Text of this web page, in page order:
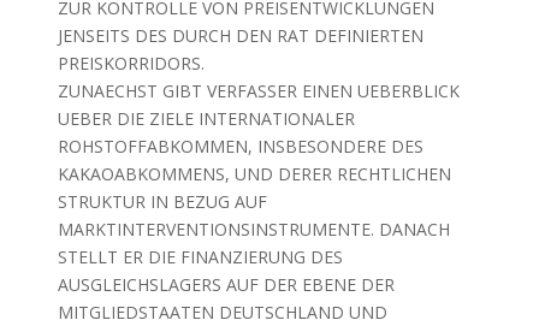
ZUR KONTROLLE VON PREISENTWICKLUNGEN
JENSEITS DES DURCH DEN RAT DEFINIERTEN
PREISKORRIDORS.
ZUNAECHST GIBT VERFASSER EINEN UEBERBLICK
UEBER DIE ZIELE INTERNATIONALER
ROHSTOFFABKOMMEN, INSBESONDERE DES
KAKAOABKOMMENS, UND DERER RECHTLICHEN
STRUKTUR IN BEZUG AUF
MARKTINTERVENTIONSINSTRUMENTE. DANACH
STELLT ER DIE FINANZIERUNG DES
AUSGLEICHSLAGERS AUF DER EBENE DER
MITGLIEDSTAATEN DEUTSCHLAND UND